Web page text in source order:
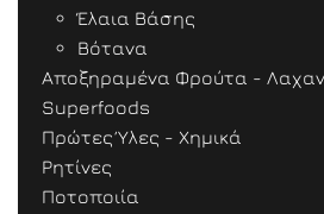
Έλαια Βάσης
Βότανα
Αποξηραμένα Φρούτα -
Superfoods
Πρώτες Ύλες - Χημικά
Ρητίνες
Ποτοποιία